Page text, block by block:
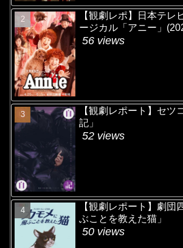
【観劇レポ】日本テレ
ージカル「アニー」
56 views
【観劇レポート】セツ
記」
52 views
【観劇レポート】劇団
ぶことを教えた猫」
50 views